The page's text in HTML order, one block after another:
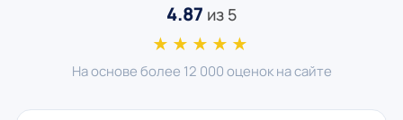
4.87 из 5
★★★★★
На основе более 12 000 оценок на сайте